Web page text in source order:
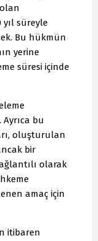
süreyle
Bu hükmün
yerine
süresi içinde
bu
oluşturulan
bir
olarak
amaç için
itibaren